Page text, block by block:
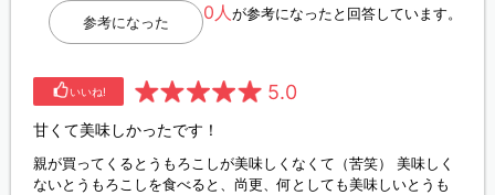
0人が参考になったと回答しています。
参考になった
いいね! 5.0
甘くて美味しかったです！
親が買ってくるとうもろこしが美味しくなくて（苦笑） 美味しく
ないとうもろこしを食べると、尚更、何としても美味しいとうも